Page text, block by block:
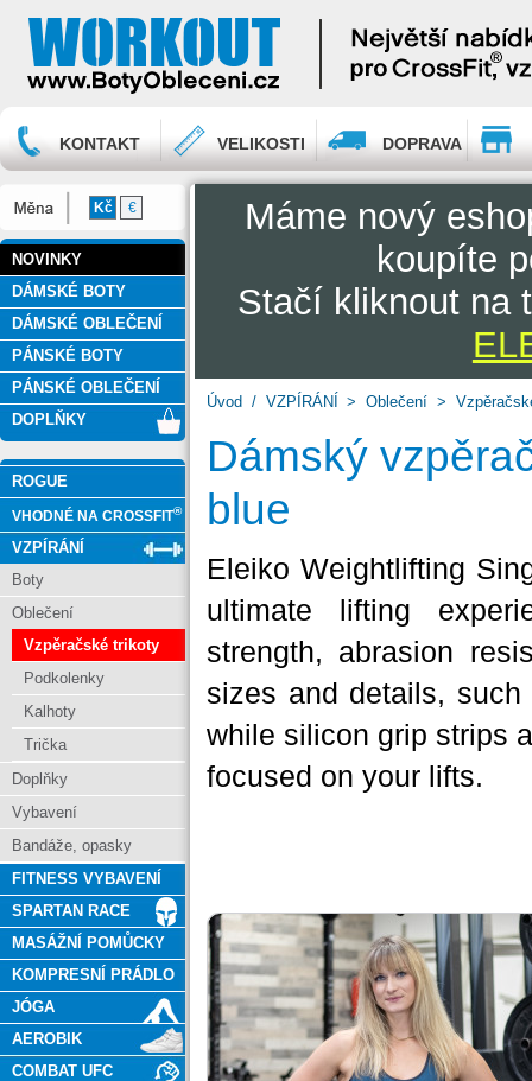
KONTAKT VELIKOSTI DOPRAVA
Kč €
NOVINKY
DÁMSKÉ BOTY
DÁMSKÉ OBLEČENÍ
PÁNSKÉ BOTY
PÁNSKÉ OBLEČENÍ
DOPLŇKY
ROGUE
VHODNÉ NA CROSSFIT®
VZPÍRÁNÍ
Boty
Oblečení
Vzpěračské trikoty
Podkolenky
Kalhoty
Trička
Doplňky
Vybavení
Bandáže, opasky
FITNESS VYBAVENÍ
SPARTAN RACE
MASÁŽNÍ POMŮCKY
KOMPRESNÍ PRÁDLO
JÓGA
AEROBIK
COMBAT UFC
Máme nový
koupíte
Stačí kliknout na
Úvod / VZPÍRÁNÍ > Oblečení >
Dámský
blue
Eleiko Weightlifting
ultimate lifting
strength, abrasion
sizes and details,
while silicon grip strips
focused on your lifts.